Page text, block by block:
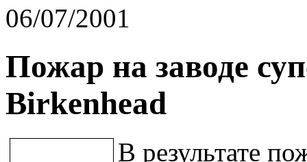
06/07/2001
Пожар на заводе
Birkenhead
В результате